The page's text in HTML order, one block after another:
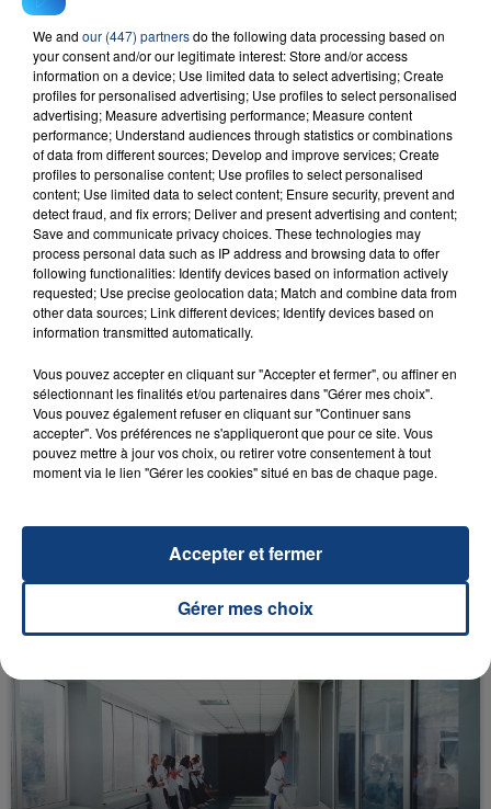
I Just Might
BRUNO MARS
RADIO CONTACT
FIL D'ACTU
INCENDIE MORTEL À LENS : UNE FEMME ET
SON BÉBÉ ENTRE LA VIE ET LA...
Un homme s'est immolé par le feu après avoir
d'un liquide inflammable.
We and our (447) partnersdo the following data processing based on
your consent and/or our legitimate interest: Store and/or access
information on a device; Use limited data to select advertising; Create
profiles for personalised advertising; Use profiles to select personalised
advertising; Measure advertising performance; Measure content
performance; Understand audiences through statistics or combinations
of data from different sources; Develop and improve services; Create
profiles to personalise content; Use profiles to select personalised
content; Use limited data to select content; Ensure security, prevent and
detect fraud, and fix errors; Deliver and present advertising and content;
Save and communicate privacy choices. These technologies may
process personal data such as IP address and browsing data to offer
following functionalities: Identify devices based on information actively
requested; Use precise geolocation data; Match and combine data from
other data sources; Link different devices; Identify devices based on
information transmitted automatically.
Vous pouvez accepter en cliquant sur "Accepter et fermer", ou affiner en
sélectionnant les finalités et/ou partenaires dans "Gérer mes choix".
Vous pouvez également refuser en cliquant sur "Continuer sans
accepter". Vos préférences ne s'appliqueront que pour ce site. Vous
pouvez mettre à jour vos choix, ou retirer votre consentement à tout
moment via le lien "Gérer les cookies" situé en bas de chaque page.
Gérer mes choix
Accepter et fermer